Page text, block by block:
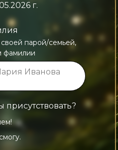
г.
парой/семьей,
фамилии